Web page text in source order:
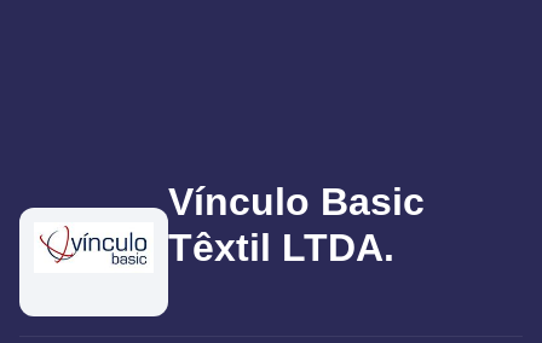
Vínculo Basic
Têxtil LTDA.